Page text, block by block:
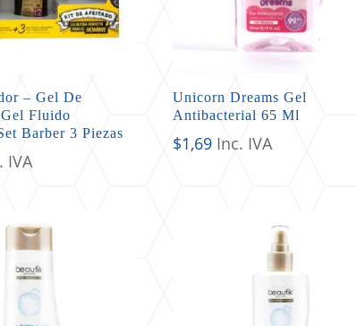
– Gel De
Fluido
Barber 3 Piezas
IVA
Unicorn Dreams Gel
Antibacterial 65 Ml
$1,69 Inc. IVA